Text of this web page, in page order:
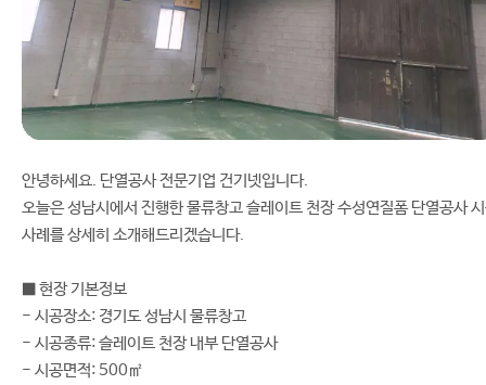
안녕하세요. 단열공사 전문기업 건기넷입니다.
오늘은 성남시에서 진행한 물류창고 슬레이트 천장 수성연질폼 단열공사
사례를 상세히 소개해드리겠습니다.
■ 현장 기본정보
- 시공장소: 경기도 성남시 물류창고
- 시공종류: 슬레이트 천장 내부 단열공사
- 시공면적: 500㎡